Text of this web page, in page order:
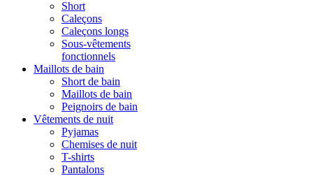
Short
Caleçons
Caleçons longs
Sous-vêtements
fonctionnels
Maillots de bain
Short de bain
Maillots de bain
Peignoirs de bain
Vêtements de nuit
Pyjamas
Chemises de nuit
T-shirts
Pantalons